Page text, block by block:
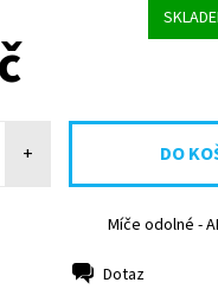
+
Míče odolné -
Dotaz